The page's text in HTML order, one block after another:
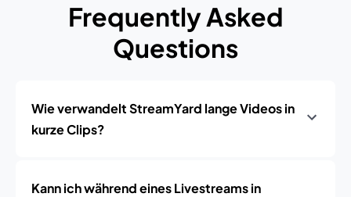
Frequently Asked
Questions
Wie verwandelt StreamYard lange Videos in
kurze Clips?
Kann ich während eines Livestreams in